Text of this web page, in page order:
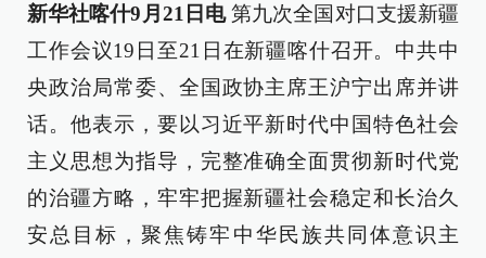
新华社喀什9月21日电第九次全国对口支援新疆
工作会议19日至21日在新疆喀什召开。中共中
央政治局常委、全国政协主席王沪宁出席并讲
话。他表示，要以习近平新时代中国特色社会
主义思想为指导，完整准确全面贯彻新时代党
的治疆方略，牢牢把握新疆社会稳定和长治久
安总目标，聚焦铸牢中华民族共同体意识主